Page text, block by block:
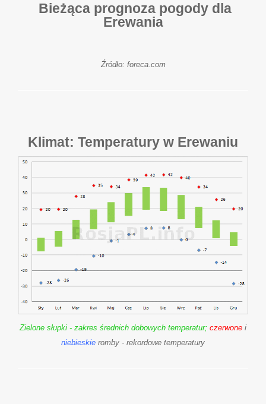
Bieżąca prognoza pogody dla
Erewania
Źródło: foreca.com
Klimat: Temperatury w Erewaniu
Zielone słupki - zakres średnich dobowych temperatur; czerwone i
niebieskie romby - rekordowe temperatury